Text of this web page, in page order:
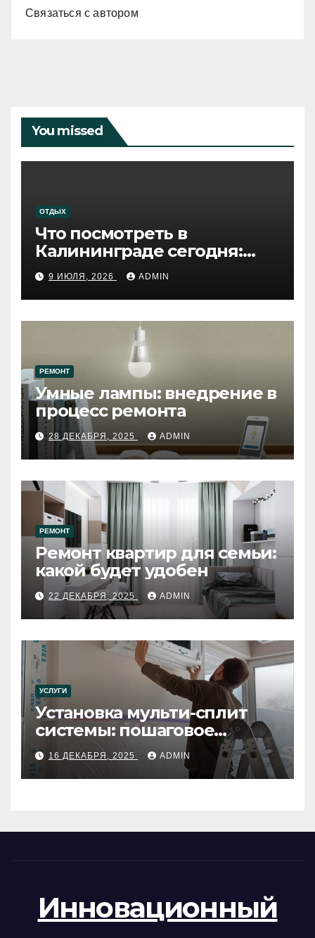
Связаться с автором
You missed
ОТДЫХ
Что посмотреть в
Калининграде сегодня:
путеводитель по самому
западному городу России
9 ИЮЛЯ, 2026 ADMIN
РЕМОНТ
Умные лампы: внедрение в
процесс ремонта
28 ДЕКАБРЯ, 2025 ADMIN
РЕМОНТ
Ремонт квартир для семьи:
какой будет удобен
22 ДЕКАБРЯ, 2025 ADMIN
УСЛУГИ
Установка мульти-сплит
системы: пошаговое
руководство
16 ДЕКАБРЯ, 2025 ADMIN
Инновационный